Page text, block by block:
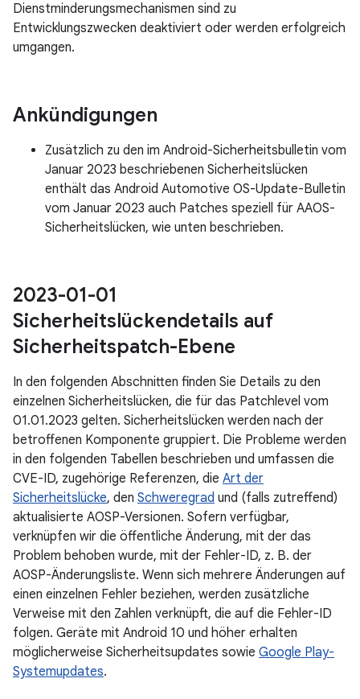
Dienstminderungsmechanismen sind zu
Entwicklungszwecken deaktiviert oder werden erfolgreich
umgangen.
Ankündigungen
Zusätzlich zu den im Android-Sicherheitsbulletin vom
Januar 2023 beschriebenen Sicherheitslücken
enthält das Android Automotive OS-Update-Bulletin
vom Januar 2023 auch Patches speziell für AAOS-
Sicherheitslücken, wie unten beschrieben.
2023-01-01
Sicherheitslückendetails auf
Sicherheitspatch-Ebene
In den folgenden Abschnitten finden Sie Details zu den
einzelnen Sicherheitslücken, die für das Patchlevel vom
01.01.2023 gelten. Sicherheitslücken werden nach der
betroffenen Komponente gruppiert. Die Probleme werden
in den folgenden Tabellen beschrieben und umfassen die
CVE-ID, zugehörige Referenzen, die Art der
Sicherheitslücke, den Schweregrad und (falls zutreffend)
aktualisierte AOSP-Versionen. Sofern verfügbar,
verknüpfen wir die öffentliche Änderung, mit der das
Problem behoben wurde, mit der Fehler-ID, z. B. der
AOSP-Änderungsliste. Wenn sich mehrere Änderungen auf
einen einzelnen Fehler beziehen, werden zusätzliche
Verweise mit den Zahlen verknüpft, die auf die Fehler-ID
folgen. Geräte mit Android 10 und höher erhalten
möglicherweise Sicherheitsupdates sowie Google Play-
Systemupdates.